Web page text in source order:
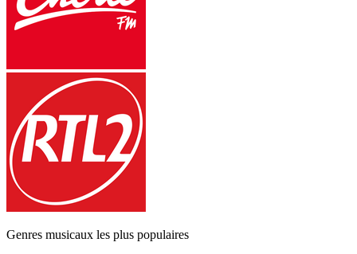
Genres musicaux les plus populaires